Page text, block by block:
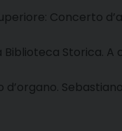
Concerto
Biblioteca Storica.
d’organo.